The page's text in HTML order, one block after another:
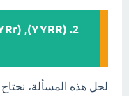
لحل هذه المسألة،